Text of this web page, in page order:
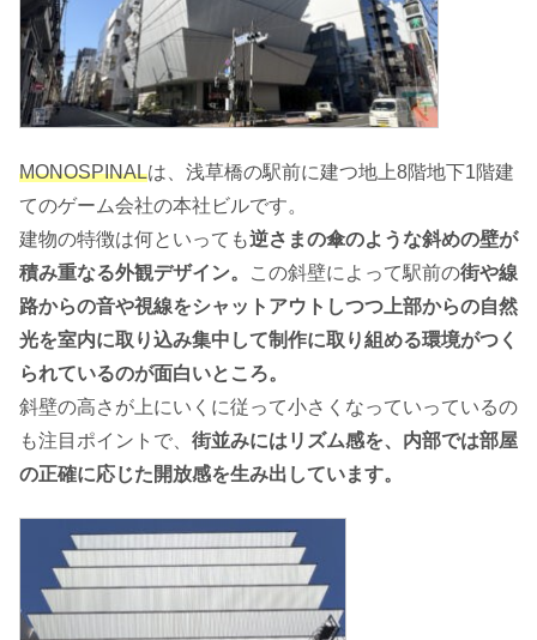
MONOSPINALは、浅草橋の駅前に建つ地上8階地下1階建
てのゲーム会社の本社ビルです。
建物の特徴は何といっても逆さまの傘のような斜めの壁が
積み重なる外観デザイン。
この斜壁によって駅前の街や線
路からの音や視線をシャットアウトしつつ上部からの自然
光を室内に取り込み集中して制作に取り組める環境がつく
られているのが面白いところ。
斜壁の高さが上にいくに従って小さくなっていっているの
も注目ポイントで、 街並みにはリズム感を、内部では部屋
の正確に応じた開放感を生み出しています。